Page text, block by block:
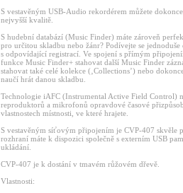
S vestavěným USB-Audio rekordérem můžete
nejvyšší kvalitě.
S hudební databází (Music Finder) máte zároveň
pro určitou skladbu nebo žánr? Podívejte se
s odpovídající registrací. Ve spojení s přímým
funkce Music Finder+ stahovat další Music Finder
stahovat také celé kolekce (‚Collections’) nebo
naučí hrát danou skladbu.
Technologie iAFC (Instrumental Active Field Control)
reproduktorů a mikrofonů opravdové časové
vlastnostech místnosti, ve které hrajete.
S vestavěným síťovým připojením je CVP-407
rozhraní máte k dispozici společně s externím USB
ukládání.
CVP-407 je k dostání v tmavém růžovém dřevě.
Vlastnosti: